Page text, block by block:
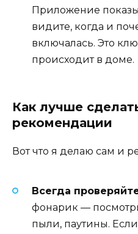
Приложение
видите, когда и
включалась. Это
происходит в доме.
Как лучше
рекомендации
Вот что я делаю сам и
Всегда
фонарик —
пыли, паутины.